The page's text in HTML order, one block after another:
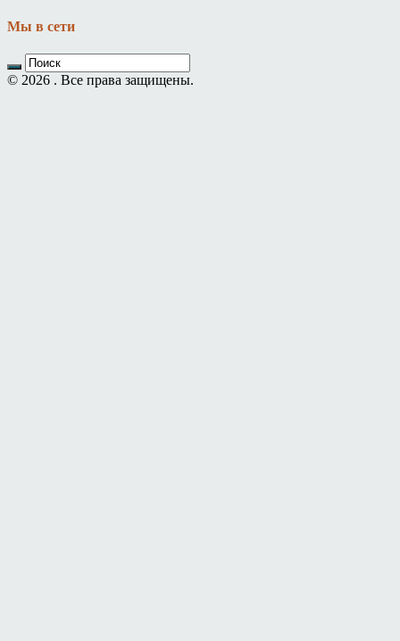
Мы в сети
© 2026 . Все права защищены.